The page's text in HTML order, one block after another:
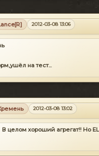
2012-03-08 13:06
на тест...
2012-03-08 13:02
В целом хороший агрегат!! Но